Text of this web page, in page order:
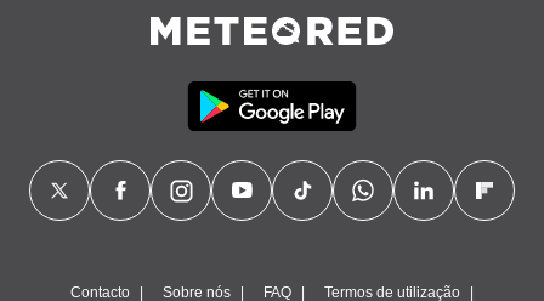
Contacto Sobre nós FAQ Termos de utilização